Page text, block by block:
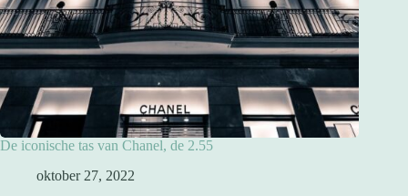
De iconische tas van Chanel, de 2.55
oktober 27, 2022